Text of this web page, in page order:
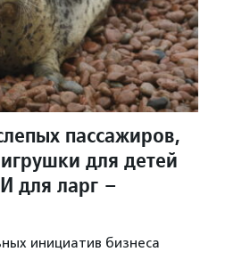
пассажиров,
для детей
для ларг –
инициатив бизнеса